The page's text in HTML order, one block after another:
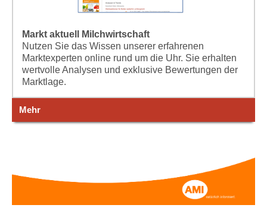
Markt aktuell Milchwirtschaft
Nutzen Sie das Wissen unserer erfahrenen
Marktexperten online rund um die Uhr. Sie erhalten
wertvolle Analysen und exklusive Bewertungen der
Marktlage.
Mehr